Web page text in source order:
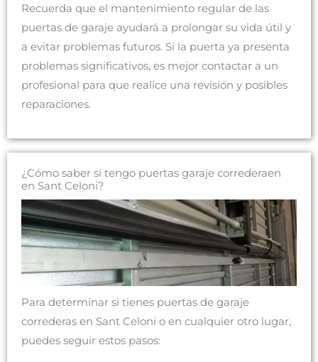
Recuerda que el mantenimiento regular de las
puertas de garaje ayudará a prolongar su vida útil y
a evitar problemas futuros. Si la puerta ya presenta
problemas significativos, es mejor contactar a un
profesional para que realice una revisión y posibles
reparaciones.
¿Cómo saber si tengo puertas garaje correderaen
en Sant Celoni?
Para determinar si tienes puertas de garaje
correderas en Sant Celoni o en cualquier otro lugar,
puedes seguir estos pasos: